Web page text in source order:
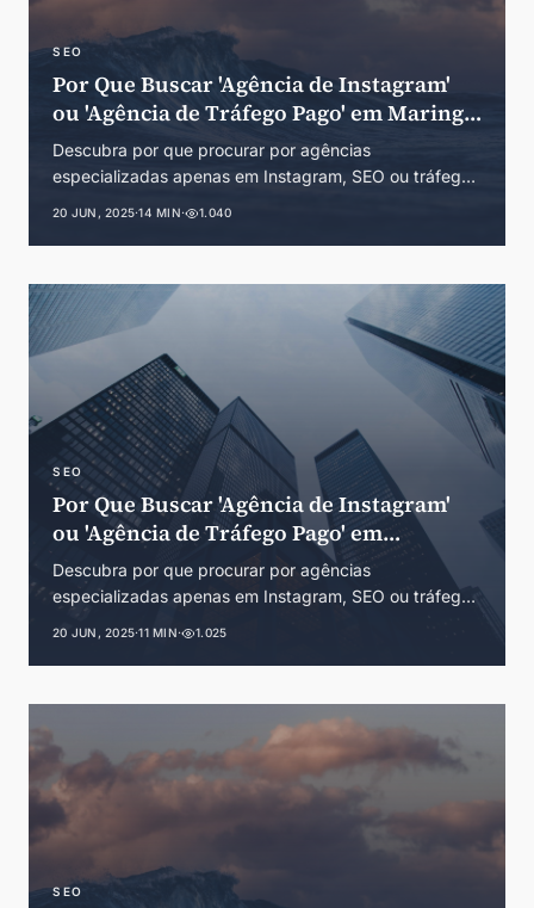
SEO
Por Que Buscar 'Agência de Instagram'
ou 'Agência de Tráfego Pago' em Maringá
é um Erro Estratégico
Descubra por que procurar por agências
especializadas apenas em Instagram, SEO ou tráfego
20 JUN, 2025·14 MIN· 1.040
SEO
Por Que Buscar 'Agência de Instagram'
ou 'Agência de Tráfego Pago' em
Londrina é um Erro Estratégico
Descubra por que procurar por agências
especializadas apenas em Instagram, SEO ou tráfego
20 JUN, 2025·11 MIN· 1.025
SEO